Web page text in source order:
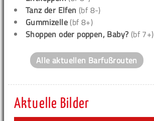
Tanz der Elfen (bf 8-)
Gummizelle (bf 8+)
Shoppen oder poppen, Baby? (bf 7+)
Alle aktuellen Barfußrouten
Aktuelle Bilder